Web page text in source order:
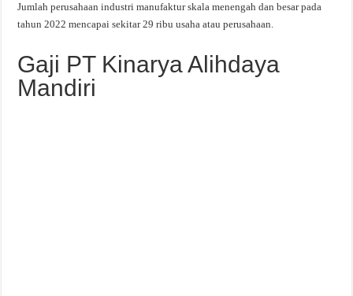
Jumlah perusahaan industri manufaktur skala menengah dan besar pada
tahun 2022 mencapai sekitar 29 ribu usaha atau perusahaan.
Gaji PT Kinarya Alihdaya
Mandiri